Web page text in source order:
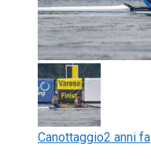
Canottaggio2 anni fa